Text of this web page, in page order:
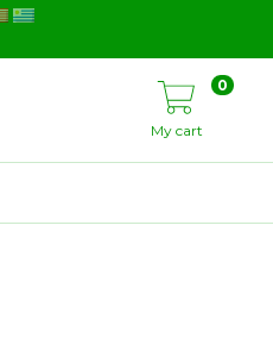
My cart
0